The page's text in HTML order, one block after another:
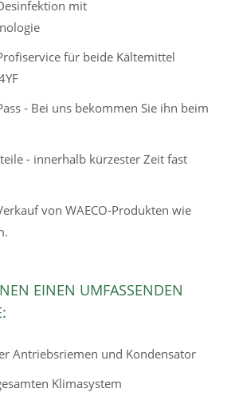
mit
für beide Kältemittel
- Bei uns bekommen Sie ihn beim
- innerhalb kürzester Zeit fast
von WAECO-Produkten wie
EINEN UMFASSENDEN
Antriebsriemen und Kondensator
Klimasystem